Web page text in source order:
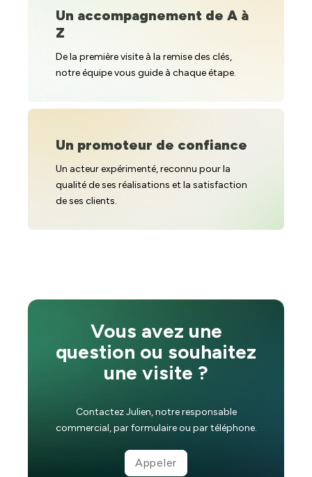
Un accompagnement de A à
Z
De la première visite à la remise des clés,
notre équipe vous guide à chaque étape.
Un promoteur de confiance
Un acteur expérimenté, reconnu pour la
qualité de ses réalisations et la satisfaction
de ses clients.
Vous avez une
question ou souhaitez
une visite ?
Contactez Julien, notre responsable
commercial, par formulaire ou par téléphone.
Appeler